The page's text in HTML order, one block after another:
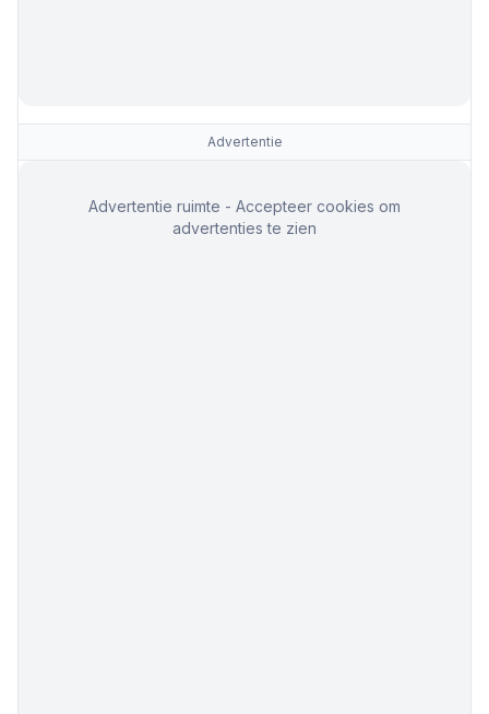
Advertentie
Advertentie ruimte - Accepteer cookies om
advertenties te zien